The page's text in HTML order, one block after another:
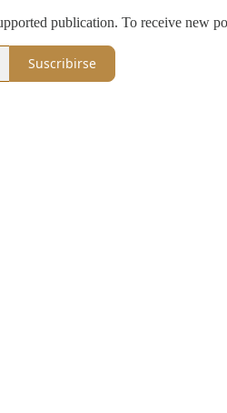
publication. To receive new
Suscribirse